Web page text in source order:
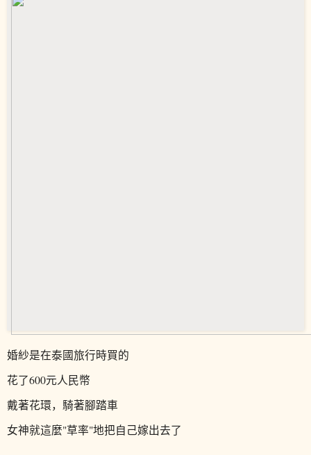
婚紗是在泰國旅行時買的
花了600元人民幣
戴著花環，騎著腳踏車
女神就這麼"草率"地把自己嫁出去了